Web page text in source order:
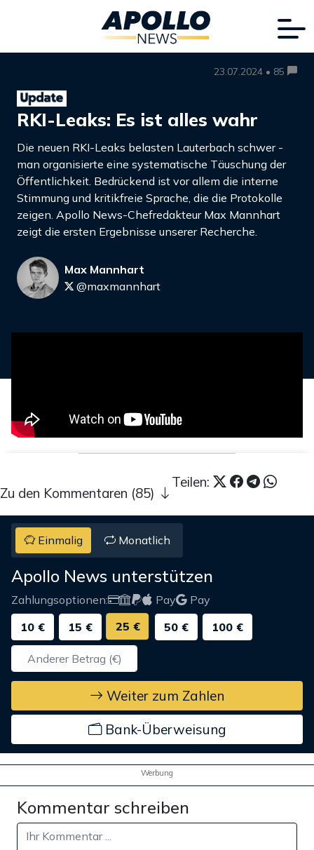
23.07.2024 • 85
RKI-Leaks: Es ist alles wahr
Die neuen RKI-Leaks belasten Lauterbach schwer -
man organisierte eine systematische Täuschung der
Öffentlichkeit. Bedrückend ist vor allem die interne
Stimmung und kritikfreie Sprache, die die Protokolle
zeigen. Apollo News-Chefredakteur Max Mannhart
zeigt die ersten Ergebnisse unserer Recherche.
Max Mannhart
@maxmannhart
Teilen:
Zu den Kommentaren (85)
Einmalig Monatlich
Apollo News unterstützen
Zahlungsoptionen: Pay
Pay
10 €
15 € 25 € 50 € 100 €
Weiter zum Zahlen
Bank-Überweisung
Werbung
Kommentar schreiben